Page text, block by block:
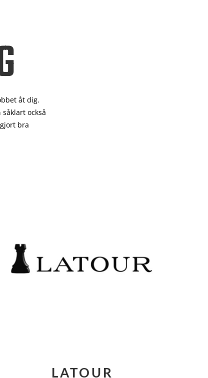
åt dig.
också
bra
LATOUR